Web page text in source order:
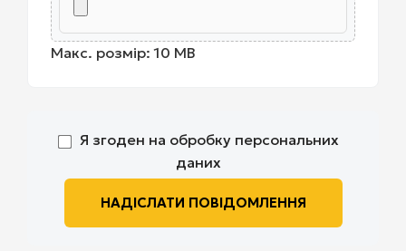
Макс. розмір: 10 MB
Я згоден на обробку персональних
даних